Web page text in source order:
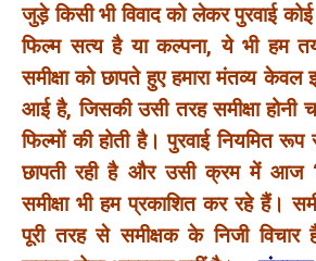
जुड़े किसी भी विवाद को लेकर पुरवाई
फिल्म सत्य है या कल्पना, ये भी हम
समीक्षा को छापते हुए हमारा मंतव्य
आई है, जिसकी उसी तरह समीक्षा होनी
फिल्मों की होती है। पुरवाई नियमित रूप
छापती रही है और उसी क्रम में आज
समीक्षा भी हम प्रकाशित कर रहे हैं।
पूरी तरह से समीक्षक के निजी